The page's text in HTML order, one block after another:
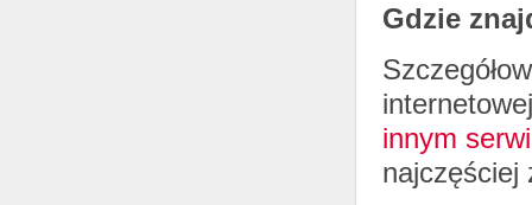
Gdzie
innym
najczęściej